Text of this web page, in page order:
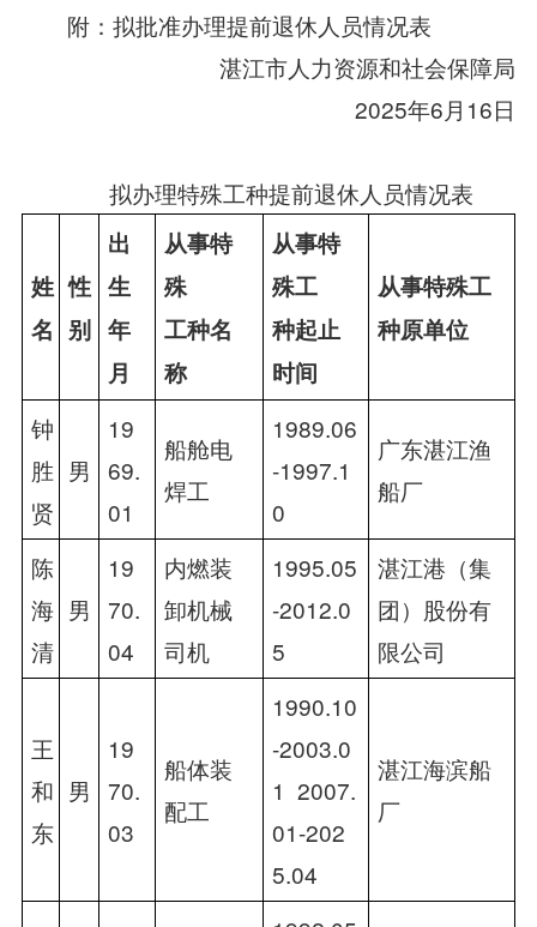
附：拟批准办理提前退休人员情况表
湛江市人力资源和社会保障局
2025年6月16日
拟办理特殊工种提前退休人员情况表
姓
名
性
别
出
生
年
月
从事特
殊
工种名
称
从事特
殊工
种起止
时间
从事特殊工
种原单位
钟
胜
贤
男
19
69.
01
船舱电
焊工
1989.06
-1997.1
0
广东湛江渔
船厂
陈
海
清
男
19
70.
04
内燃装
卸机械
司机
1995.05
-2012.0
5
湛江港（集
团）股份有
限公司
王
和
东
男
19
70.
03
船体装
配工
1990.10
-2003.0
1  2007.
01-202
5.04
湛江海滨船
厂